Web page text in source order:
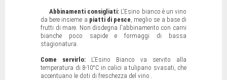
Abbinamenti consigliati: L'Esino bianco è un vino
da bere insieme a piatti di pesce , meglio se a base di
frutti di mare. Non disdegna l'abbinamento con carni
bianche poco sapide e formaggi di bassa
stagionatura.
Come servirlo: L'Esino Bianco va servito alla
temperatura di 8-10°C in calici a tulipano svasati, che
accentuano le doti di freschezza del vino .